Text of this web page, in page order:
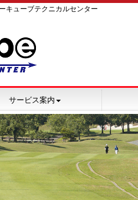
キューブテクニカルセンター
サービス案内